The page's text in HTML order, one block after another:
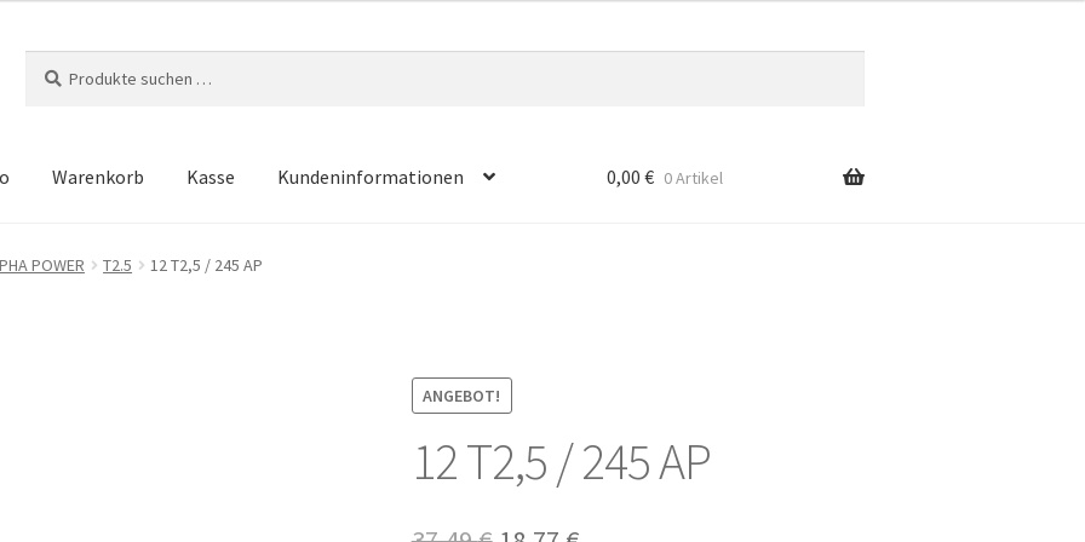
nach:
Warenkorb Kasse Kundeninformationen
KasseKontakt Kundeninformationen
0,00€ 0 Artikel
POWER T2.5 12 T2,5 / 245 AP
ANGEBOT!
12 T2,5 / 245 AP